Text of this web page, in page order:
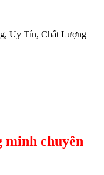
Uy Tín, Chất Lượng
minh chuyên